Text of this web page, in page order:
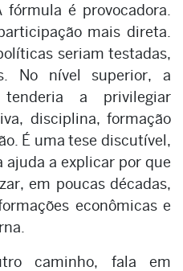
é provocadora.
mais direta.
seriam testadas,
No nível superior, a
a privilegiar
disciplina, formação
É uma tese discutível,
ajuda a explicar por que
em poucas décadas,
econômicas e
caminho, fala em